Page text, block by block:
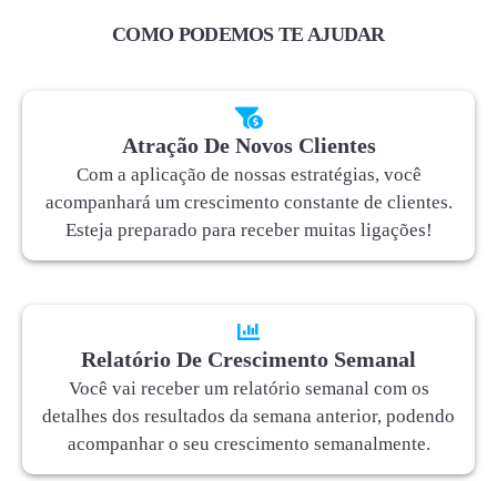
COMO PODEMOS TE AJUDAR
Atração De Novos Clientes
Com a aplicação de nossas estratégias, você
acompanhará um crescimento constante de clientes.
Esteja preparado para receber muitas ligações!
Relatório De Crescimento Semanal
Você vai receber um relatório semanal com os
detalhes dos resultados da semana anterior, podendo
acompanhar o seu crescimento semanalmente.